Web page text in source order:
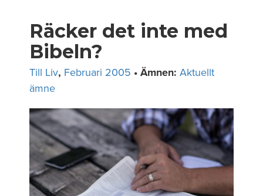
Räcker det inte med
Bibeln?
Till Liv, Februari 2005 • Ämnen: Aktuellt
ämne